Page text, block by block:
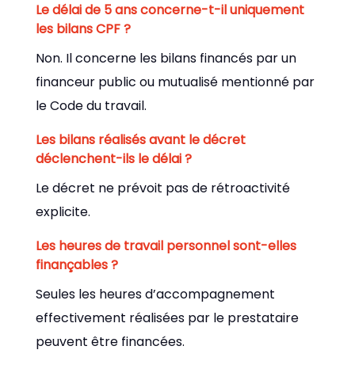
Le délai de 5 ans concerne-t-il uniquement
les bilans CPF ?
Non. Il concerne les bilans financés par un
financeur public ou mutualisé mentionné par
le Code du travail.
Les bilans réalisés avant le décret
déclenchent-ils le délai ?
Le décret ne prévoit pas de rétroactivité
explicite.
Les heures de travail personnel sont-elles
finançables ?
Seules les heures d’accompagnement
effectivement réalisées par le prestataire
peuvent être financées.